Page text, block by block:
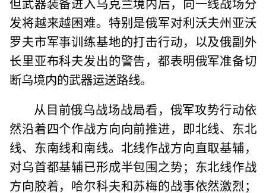
发将越来越困难。特别是俄军对利沃夫州亚沃
罗夫市军事训练基地的打击行动，以及俄副外
长里亚布科夫发出的警告，都表明俄军准备切
断乌境内的武器运送路线。
从目前俄乌战场战局看，俄军攻势行动依
然沿着四个作战方向向前推进，即北线、东北
线、东南线和南线。北线作战方向直取基辅，
对乌首都基辅已形成半包围之势；东北线作战
方向胶着，哈尔科夫和苏梅的战事依然激烈；